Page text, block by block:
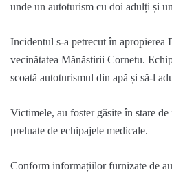
unde un autoturism cu doi adulți și
Incidentul s-a petrecut în apropierea
vecinătatea Mănăstirii Cornetu.
scoată autoturismul din apă și să-l
Victimele, au foster găsite în stare
preluate de echipajele medicale.
Conform informațiilor furnizate de